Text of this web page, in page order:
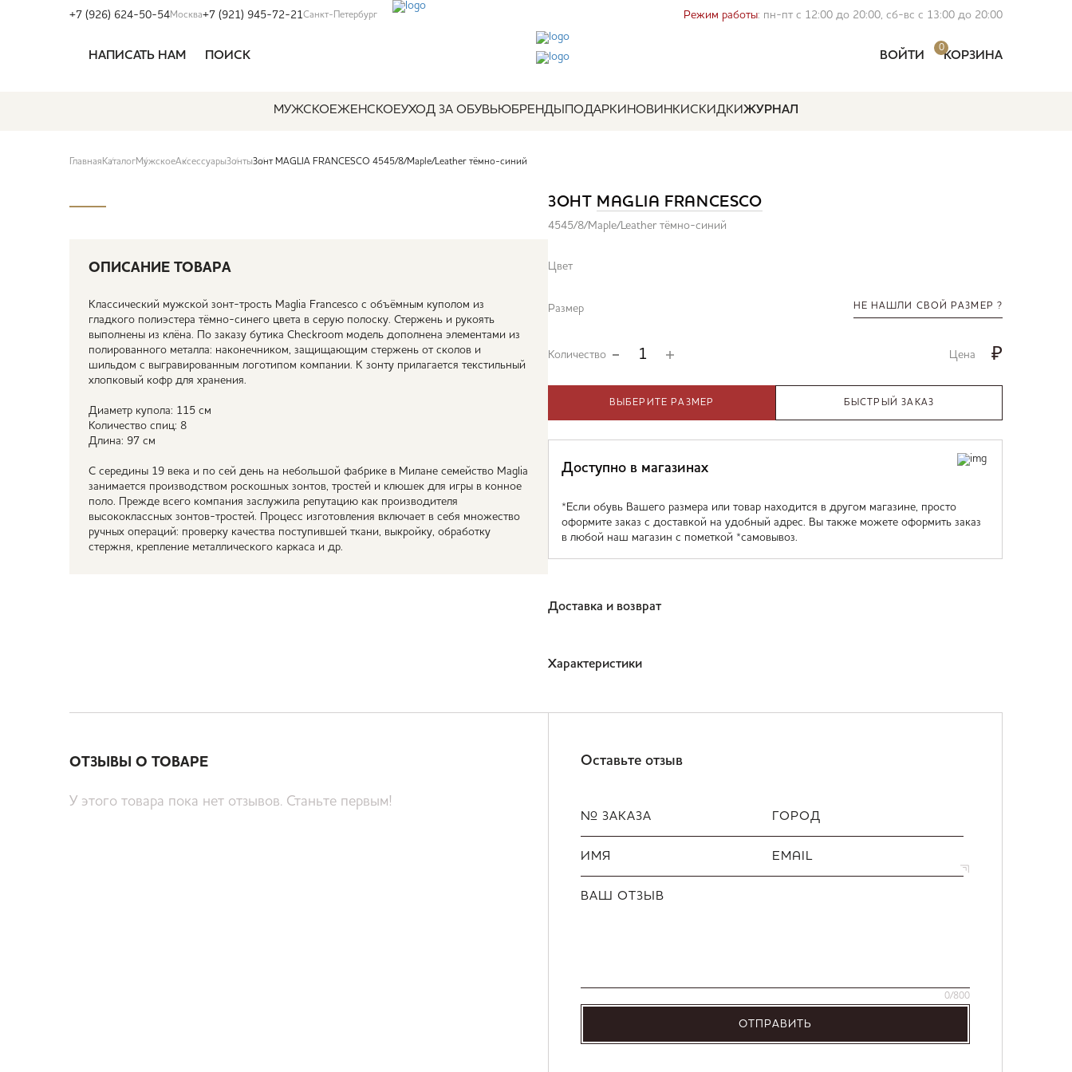
+7 (926) 624-50-54Москва+7 (921) 945-72-21Санкт-Петербург Режим работы: пн-пт с 12:00 до 20:00, сб-вс с 13:00 до 20:00
НАПИСАТЬ НАМ ПОИСК ВОЙТИ
0
КОРЗИНА
МУЖСКОЕЖЕНСКОЕУХОД ЗА ОБУВЬЮБРЕНДЫ ПОДАРКИ НОВИНКИСКИДКИЖУРНАЛ
Главная КаталогМужскоеАксессуарыЗонтыЗонт MAGLIA FRANCESCO 4545/8/Maple/Leather тёмно-синий
ОПИСАНИЕ ТОВАРА
Классический мужской зонт-трость Maglia Francesco с объёмным куполом из
гладкого полиэстера тёмно-синего цвета в серую полоску. Стержень и рукоять
выполнены из клёна. По заказу бутика Checkroom модель дополнена элементами из
полированного металла: наконечником, защищающим стержень от сколов и
шильдом c выгравированным логотипом компании. К зонту прилагается текстильный
хлопковый кофр для хранения.
Диаметр купола: 115 см
Количество спиц: 8
Длина: 97 см
С середины 19 века и по сей день на небольшой фабрике в Милане семейство Maglia
занимается производством роскошных зонтов, тростей и клюшек для игры в конное
поло. Прежде всего компания заслужила репутацию как производителя
высококлассных зонтов-тростей. Процесс изготовления включает в себя множество
ручных операций: проверку качества поступившей ткани, выкройку, обработку
стержня, крепление металлического каркаса и др.
ЗОНТ MAGLIA FRANCESCO
4545/8/Maple/Leather тёмно-синий
Цвет
Размер НЕ НАШЛИ СВОЙ РАЗМЕР ?
Количество Цена ₽
ВЫБЕРИТЕ РАЗМЕР БЫСТРЫЙ ЗАКАЗ
Доступно в магазинах
*Если обувь Вашего размера или товар находится в другом магазине, просто
оформите заказ с доставкой на удобный адрес. Вы также можете оформить заказ
в любой наш магазин с пометкой *самовывоз.
Доставка и возврат
Характеристики
ОТЗЫВЫ О ТОВАРЕ
У этого товара пока нет отзывов. Станьте первым!
Оставьте отзыв
№ ЗАКАЗА ГОРОД
ИМЯ EMAIL
ВАШ ОТЗЫВ
0/800
ОТПРАВИТЬ